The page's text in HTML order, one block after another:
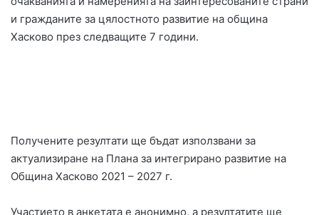
и гражданите за цялостното развитие на община
Хасково през следващите 7 години.
Получените резултати ще бъдат използвани за
актуализиране на Плана за интегрирано развитие на
Община Хасково 2021 – 2027 г.
Участието в анкетата е анонимно, а резултатите ще